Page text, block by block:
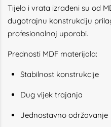
Tijelo i vrata izrađeni su od
dugotrajnu konstrukciju
profesionalnoj uporabi.
Prednosti MDF materijala:
Stabilnost konstrukcije
Dug vijek trajanja
Jednostavno održavanje